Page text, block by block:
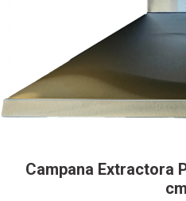
Campana Extractora